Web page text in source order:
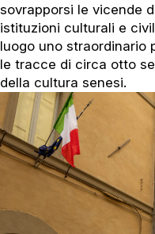
sovrapporsi le vicende
istituzioni culturali e
luogo uno straordinario
le tracce di circa otto
della cultura senesi.